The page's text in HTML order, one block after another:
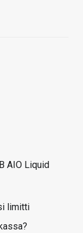
AIO Liquid
limitti